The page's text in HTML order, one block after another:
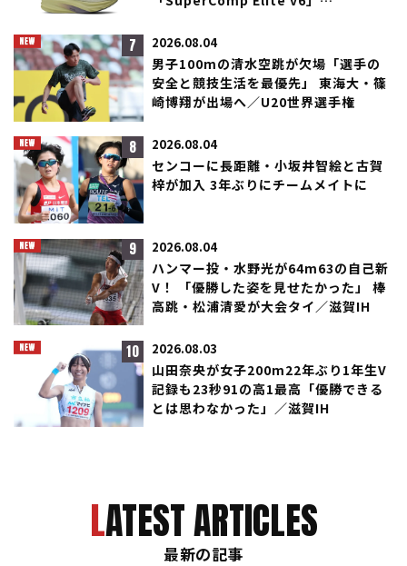
7 2026.08.04
男子100mの清水空跳が欠場「選手の
安全と競技生活を最優先」 東海大・篠
崎博翔が出場へ／U20世界選手権
8 2026.08.04
センコーに長距離・小坂井智絵と古賀
梓が加入 3年ぶりにチームメイトに
9 2026.08.04
ハンマー投・水野光が64m63の自己新
V！ 「優勝した姿を見せたかった」 棒
高跳・松浦清愛が大会タイ／滋賀IH
10 2026.08.03
山田奈央が女子200m22年ぶり1年生V
記録も23秒91の高1最高「優勝できる
とは思わなかった」／滋賀IH
LATEST ARTICLES
最新の記事